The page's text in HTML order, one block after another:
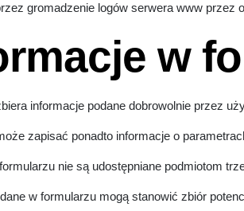
gromadzenie logów serwera www przez
w
informacje podane dobrowolnie przez
zapisać ponadto informacje o
nie są udostępniane podmiotom
w formularzu mogą stanowić zbiór